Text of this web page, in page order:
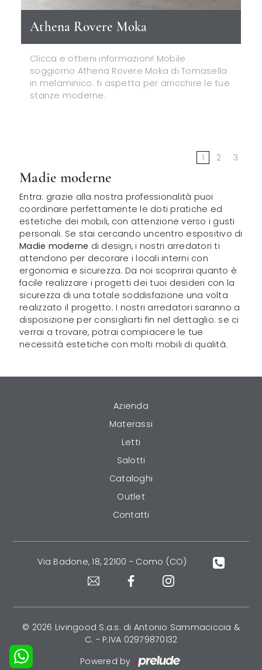
Athena Rovere Moka
Clicca e ottieni informazioni! Mobile
soggiorno Athena Rovere Moka di Tomasella
in melaminico: ti aspetta per arricchire le tue
stanze moderne.
1 2 3
Madie moderne
Entra: grazie alla nostra professionalità puoi
coordinare perfettamente le doti pratiche ed
estetiche dei mobili, con attenzione verso i gusti
personali. Se stai cercando uncentro espositivo di
Madie moderne di design, i nostri arredatori ti
attendono per decorare i locali interni con
ergonomia e sicurezza. Da noi scoprirai quanto è
facile realizzare i progetti dei tuoi desideri con la
sicurezza di una totale soddisfazione una volta
realizzato il progetto. I nostri arredatori saranno a
disposizione per consigliarti fin nel dettaglio: se ci
verrai a trovare, potrai compiacere le tue
necessità estetiche con molti mobili di qualità.
Azienda
Materassi
Letti
Salotti
Cataloghi
Outlet
Contatti
Via Badone, 18, 22100 - Como (CO)
© 2026 Livingood S.a.s. di Antonio Sammaciccia &
C. - P.IVA 02979870132
Powered by